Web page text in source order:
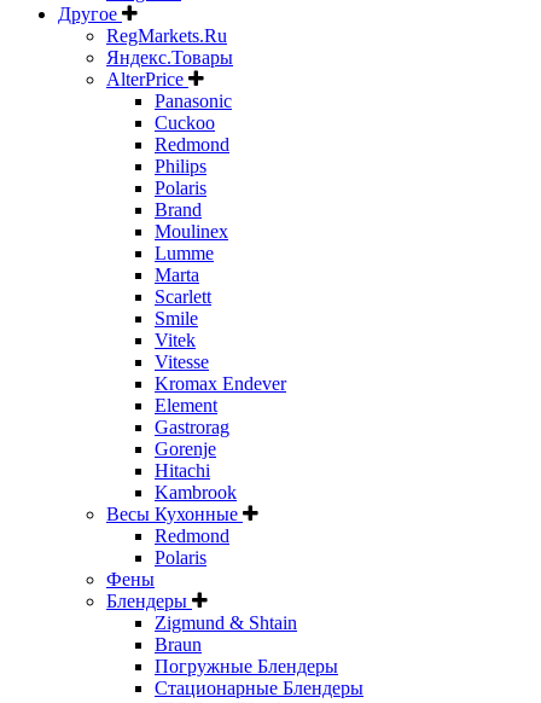
Другое
RegMarkets.Ru
Яндекс.Товары
AlterPrice
Panasonic
Cuckoo
Redmond
Philips
Polaris
Brand
Moulinex
Lumme
Marta
Scarlett
Smile
Vitek
Vitesse
Kromax Endever
Element
Gastrorag
Gorenje
Hitachi
Kambrook
Весы Кухонные
Redmond
Polaris
Фены
Блендеры
Zigmund & Shtain
Braun
Погружные Блендеры
Стационарные Блендеры